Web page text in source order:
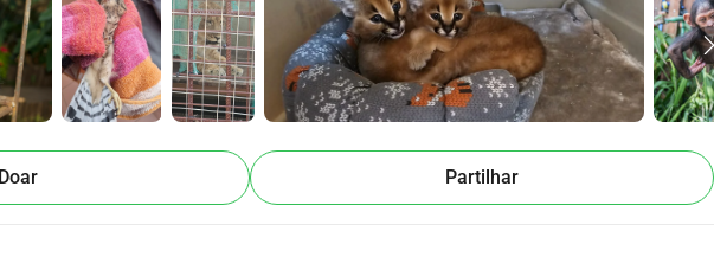
à natureza.
de vida a animais resgatados do tráfico, maus-tratos e perda de habitat. Juntos,
centro num verdadeiro refúgio de esperança para a fauna selvagem em perigo.
dedicated to the rescue, rehabilitation, and protection of wild animals.
injured, or victims of trafficking. Today, we care for these animals in makeshift
their growing needs.
Doar Partilhar